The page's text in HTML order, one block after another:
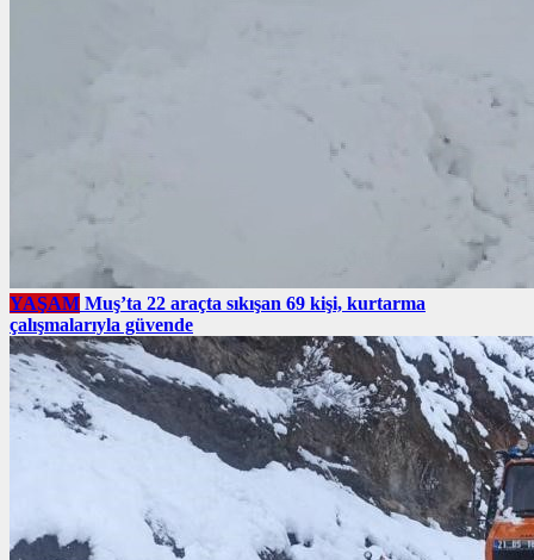
YAŞAM Muş’ta 22 araçta sıkışan 69 kişi, kurtarma
çalışmalarıyla güvende